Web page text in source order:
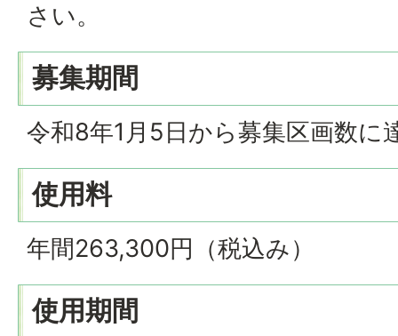
さい。
募集期間
令和8年1月5日から募集区画数に
使用料
年間263,300円（税込み）
使用期間